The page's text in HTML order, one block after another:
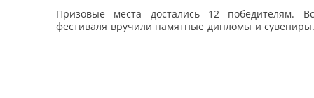
Призовые места достались 12 победителям.
фестиваля вручили памятные дипломы и